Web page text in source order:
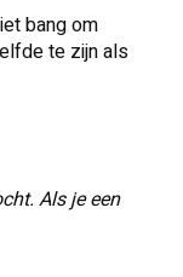
bang om
te zijn als
Als je een